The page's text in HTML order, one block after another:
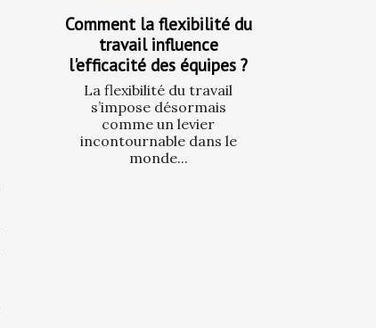
Comment la flexibilité du
travail influence
l'efficacité des équipes ?
La flexibilité du travail
s’impose désormais
comme un levier
incontournable dans le
monde...